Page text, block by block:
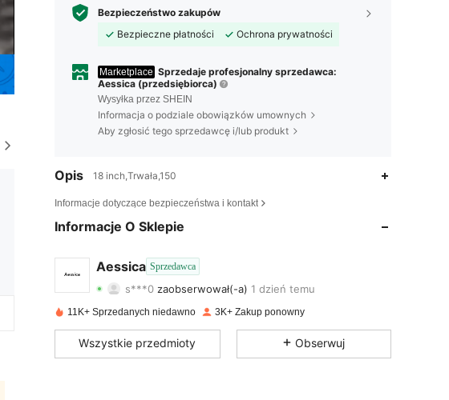
Bezpieczeństwo zakupów
Bezpieczne płatności
Ochrona prywatności
Marketplace Sprzedaje profesjonalny sprzedawca:
Aessica (przedsiębiorca)
Wysyłka przez SHEIN
Informacja o podziale obowiązków umownych
Aby zgłosić tego sprzedawcę i/lub produkt
Opis 18 inch,Trwała,150
Informacje dotyczące bezpieczeństwa i kontakt
Informacje O Sklepie
Aessica Sprzedawca
4,73 9
s***0zaobserwował(-a)
4,73 Ocena 9Artykuły 814 Obserwujący
4,73 9 814
11K+ Sprzedanych niedawno 3K+ Zakup ponowny
Wszystkie przedmioty Obserwuj